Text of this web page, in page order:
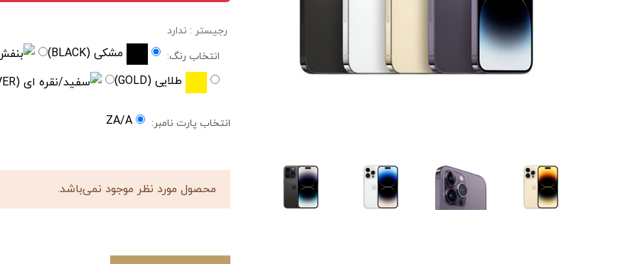
رجیستر : ندارد
انتخاب رنگ:
مشکی (BLACK)
طلایی (GOLD)
انتخاب پارت نامبر: ZA/A
محصول مورد نظر موجود نمی‌باشد.